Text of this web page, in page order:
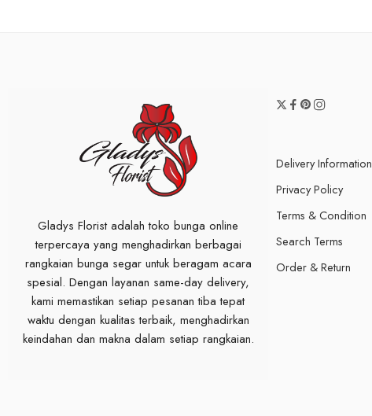
Gladys Florist adalah toko bunga online
terpercaya yang menghadirkan berbagai
rangkaian bunga segar untuk beragam acara
spesial. Dengan layanan same-day delivery,
kami memastikan setiap pesanan tiba tepat
waktu dengan kualitas terbaik, menghadirkan
keindahan dan makna dalam setiap rangkaian.
Delivery Information
Privacy Policy
Terms & Condition
Search Terms
Order & Return